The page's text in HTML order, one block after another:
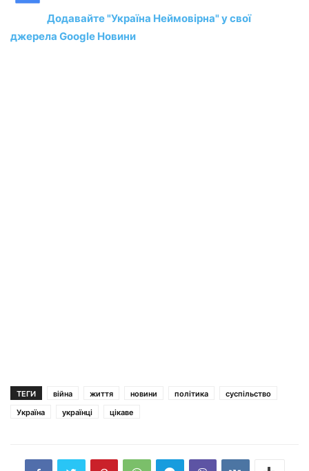
Додавайте "Україна Неймовірна" у свої
джерела Google Новини
ТЕГИ війна життя новини політика
суспільство
Україна
українці цікаве